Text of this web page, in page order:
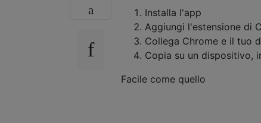
Installa l'app
Aggiungi l'estensione di
Collega Chrome e il tuo
Copia su un dispositivo,
Facile come quello